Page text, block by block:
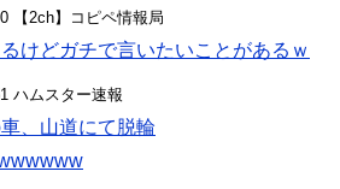
【2ch】コピペ情報局
けどガチで言いたいことがあるｗ
ハムスター速報
車、山道にて脱輪